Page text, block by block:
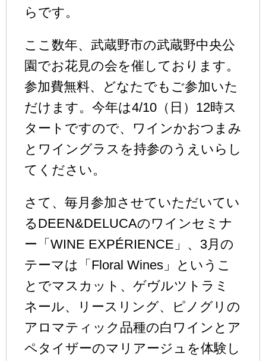
らです。
ここ数年、武蔵野市の武蔵野中央公
園でお花見の会を催しております。
参加費無料、どなたでもご参加いた
だけます。今年は4/10（日）12時ス
タートですので、ワインかおつまみ
とワイングラスを持参のうえいらし
てください。
さて、毎月参加させていただいてい
るDEEN&DELUCAのワインセミナ
ー「WINE EXPÉRIENCE」、3月の
テーマは「Floral Wines」というこ
とでマスカット、ゲヴルツトラミ
ネール、リースリング、ピノグリの
アロマティック品種の白ワインとア
ペタイザーのマリアージュを体験し